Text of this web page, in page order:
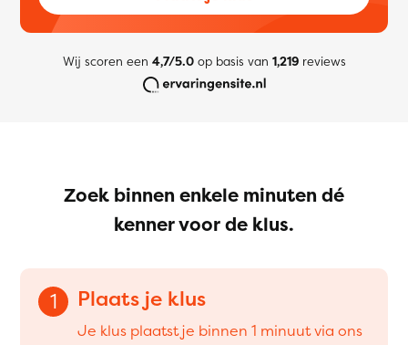
Wij scoren een 4,7/5.0op basis van 1,219reviews
Zoek binnen enkele minuten dé
kenner voor de klus.
1 Plaats je klus
Je klus plaatst je binnen 1 minuut via ons